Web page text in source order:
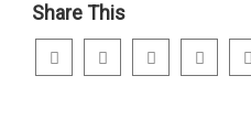
Share This